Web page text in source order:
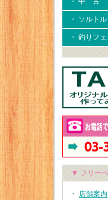
・ ソルト
・ 釣りフ
▼ フリー
・ 店舗案内